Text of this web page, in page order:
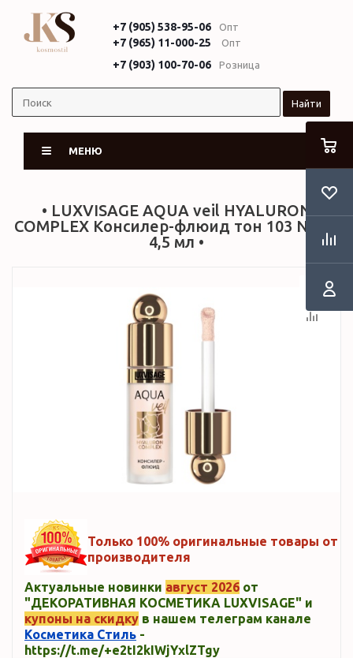
+7 (905) 538-95-06 Опт
+7 (965) 11-000-25 Опт
+7 (903) 100-70-06 Розница
Найти
МЕНЮ
• LUXVISAGE AQUA veil HYALURON
COMPLEX Консилер-флюид тон 103 Nude,
4,5 мл •
Только 100% оригинальные товары от
производителя
Актуальные новинки август 2026 от
"ДЕКОРАТИВНАЯ КОСМЕТИКА LUXVISAGE" и
купоны на скидку в нашем телеграм канале
Косметика Стиль -
https://t.me/+e2tI2kIWjYxlZTgy